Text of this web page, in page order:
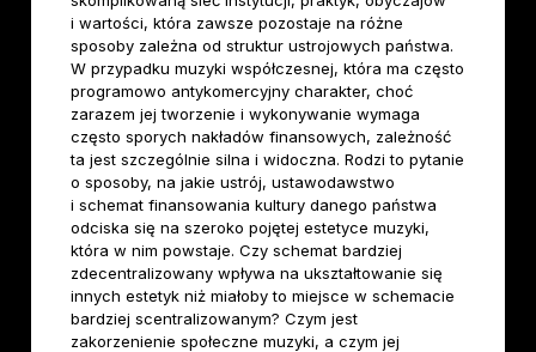
i wartości, która zawsze pozostaje na różne
sposoby zależna od struktur ustrojowych państwa.
W przypadku muzyki współczesnej, która ma często
programowo antykomercyjny charakter, choć
zarazem jej tworzenie i wykonywanie wymaga
często sporych nakładów finansowych, zależność
ta jest szczególnie silna i widoczna. Rodzi to pytanie
o sposoby, na jakie ustrój, ustawodawstwo
i schemat finansowania kultury danego państwa
odciska się na szeroko pojętej estetyce muzyki,
która w nim powstaje. Czy schemat bardziej
zdecentralizowany wpływa na ukształtowanie się
innych estetyk niż miałoby to miejsce w schemacie
bardziej scentralizowanym? Czym jest
zakorzenienie społeczne muzyki, a czym jej